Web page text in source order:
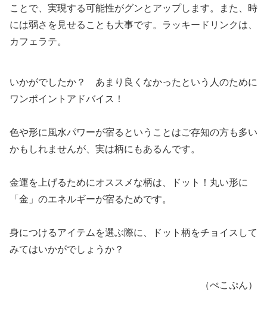
ことで、実現する可能性がグンとアップします。また、時
には弱さを見せることも大事です。ラッキードリンクは、
カフェラテ。
いかがでしたか？ あまり良くなかったという人のために
ワンポイントアドバイス！
色や形に風水パワーが宿るということはご存知の方も多い
かもしれませんが、実は柄にもあるんです。
金運を上げるためにオススメな柄は、ドット！丸い形に
「金」のエネルギーが宿るためです。
身につけるアイテムを選ぶ際に、ドット柄をチョイスして
みてはいかがでしょうか？
（ぺこぷん）